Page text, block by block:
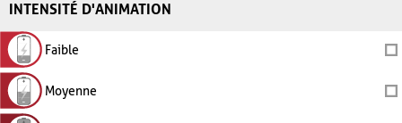
INTENSITÉ D'ANIMATION
Faible
Moyenne